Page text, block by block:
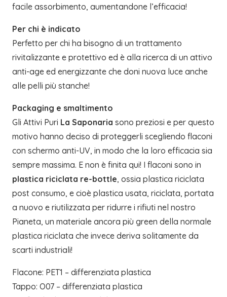
facile assorbimento, aumentandone l’efficacia!
Per chi è indicato
Perfetto per chi ha bisogno di un trattamento
rivitalizzante e protettivo ed è alla ricerca di un attivo
anti-age ed energizzante che doni nuova luce anche
alle pelli più stanche!
Packaging e smaltimento
Gli Attivi Puri La Saponaria sono preziosi e per questo
motivo hanno deciso di proteggerli scegliendo flaconi
con schermo anti-UV, in modo che la loro efficacia sia
sempre massima. E non è finita qui! I flaconi sono in
plastica riciclata re-bottle, ossia plastica riciclata
post consumo, e cioè plastica usata, riciclata, portata
a nuovo e riutilizzata per ridurre i rifiuti nel nostro
Pianeta, un materiale ancora più green della normale
plastica riciclata che invece deriva solitamente da
scarti industriali!
Flacone: PET1 – differenziata plastica
Tappo: O07 – differenziata plastica